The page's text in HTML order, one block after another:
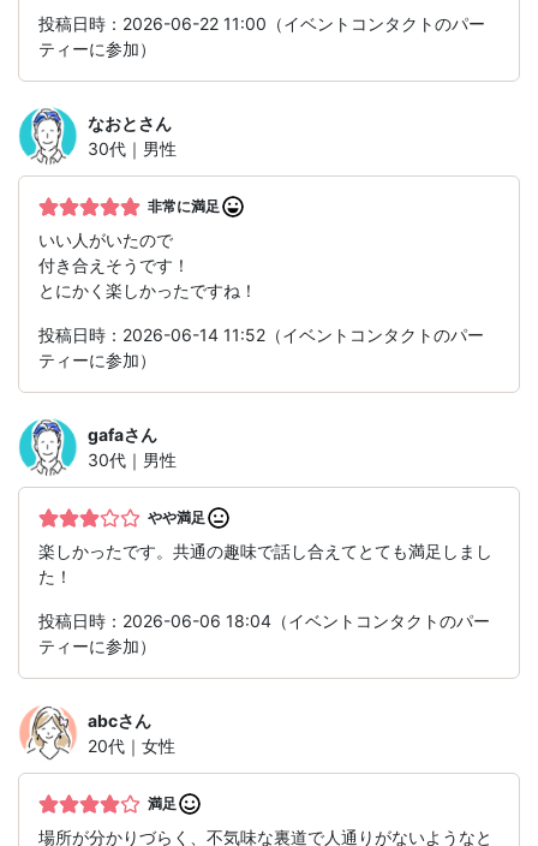
投稿日時：2026-06-22 11:00（イベントコンタクトのパー
ティーに参加）
なおとさん
30代｜男性
非常に満足
いい人がいたので
付き合えそうです！
とにかく楽しかったですね！
投稿日時：2026-06-14 11:52（イベントコンタクトのパー
ティーに参加）
gafaさん
30代｜男性
やや満足
楽しかったです。共通の趣味で話し合えてとても満足しまし
た！
投稿日時：2026-06-06 18:04（イベントコンタクトのパー
ティーに参加）
abcさん
20代｜女性
満足
場所が分かりづらく、不気味な裏道で人通りがないようなと